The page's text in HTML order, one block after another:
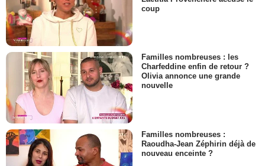
coup
Familles nombreuses : les
Charfeddine enfin de retour ?
Olivia annonce une grande
nouvelle
Familles nombreuses :
Raoudha-Jean Zéphirin déjà de
nouveau enceinte ?